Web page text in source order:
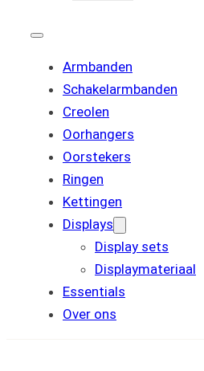
Armbanden
Schakelarmbanden
Creolen
Oorhangers
Oorstekers
Ringen
Kettingen
Displays
Display sets
Displaymateriaal
Essentials
Over ons